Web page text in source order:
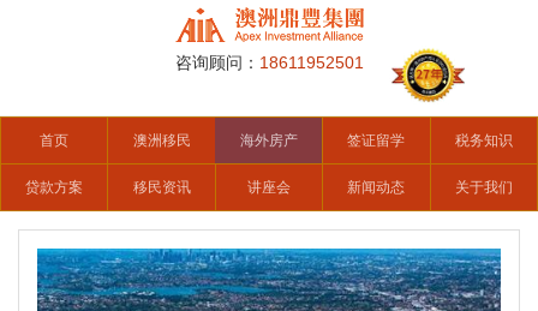
咨询顾问： 18611952501
首页 澳洲移民 海外房产 签证留学 税务知识
贷款方案 移民资讯 讲座会 新闻动态 关于我们